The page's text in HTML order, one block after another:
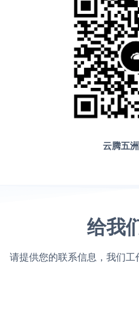
云腾五
给我
请提供您的联系信息，我们工